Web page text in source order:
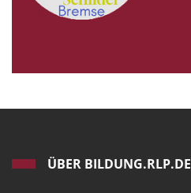
ÜBER BILDUNG.RLP.DE